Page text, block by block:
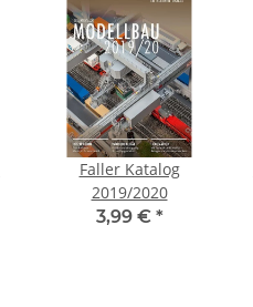
Faller Katalog
2019/2020
3,99 € *